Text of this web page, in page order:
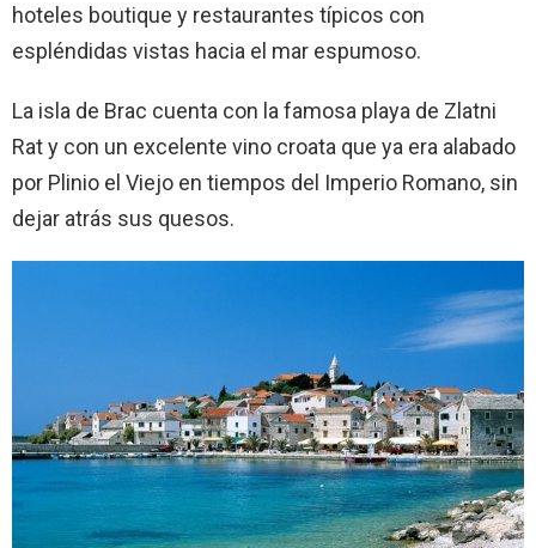
hoteles boutique y restaurantes típicos con
espléndidas vistas hacia el mar espumoso.
La isla de Brac cuenta con la famosa playa de Zlatni
Rat y con un excelente vino croata que ya era alabado
por Plinio el Viejo en tiempos del Imperio Romano, sin
dejar atrás sus quesos.